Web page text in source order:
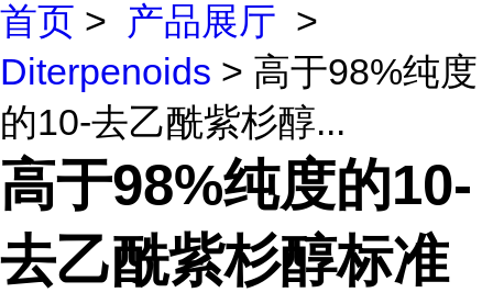
首页 > 产品展厅 >
Diterpenoids > 高于98%纯度
的10-去乙酰紫杉醇...
高于98%纯度的10-
去乙酰紫杉醇标准